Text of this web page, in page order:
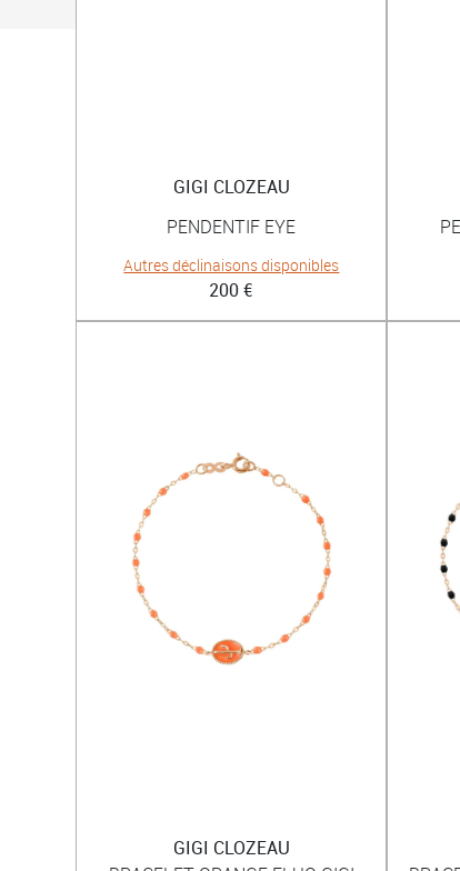
GIGI CLOZEAU
PENDENTIF EYE
Autres déclinaisons disponibles
200 €
GIGI CLOZEAU